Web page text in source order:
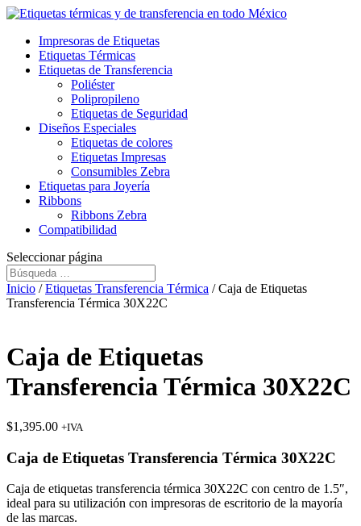
Impresoras de Etiquetas
Etiquetas Térmicas
Etiquetas de Transferencia
Poliéster
Polipropileno
Etiquetas de Seguridad
Diseños Especiales
Etiquetas de colores
Etiquetas Impresas
Consumibles Zebra
Etiquetas para Joyería
Ribbons
Ribbons Zebra
Compatibilidad
Seleccionar página
Inicio /Etiquetas Transferencia Térmica / Caja de Etiquetas
Transferencia Térmica 30X22C
Caja de Etiquetas
Transferencia Térmica 30X22C
$1,395.00 +IVA
Caja de Etiquetas Transferencia Térmica 30X22C
Caja de etiquetas transferencia térmica 30X22C con centro de 1.5″,
ideal para su utilización con impresoras de escritorio de la mayoría
de las marcas.